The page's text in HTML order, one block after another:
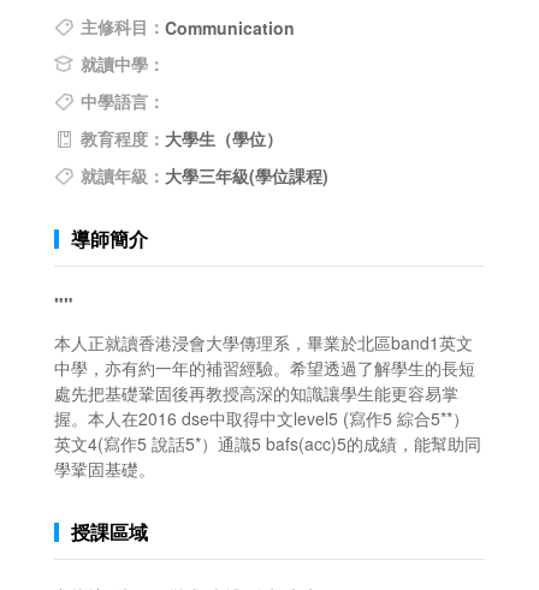
主修科目： Communication
就讀中學：
中學語言：
教育程度： 大學生（學位）
就讀年級： 大學三年級(學位課程)
導師簡介
""
本人正就讀香港浸會大學傳理系，畢業於北區band1英文
中學，亦有約一年的補習經驗。希望透過了解學生的長短
處先把基礎鞏固後再教授高深的知識讓學生能更容易掌
握。本人在2016 dse中取得中文level5 (寫作5 綜合5**）
英文4(寫作5 說話5*）通識5 bafs(acc)5的成績，能幫助同
學鞏固基礎。
授課區域